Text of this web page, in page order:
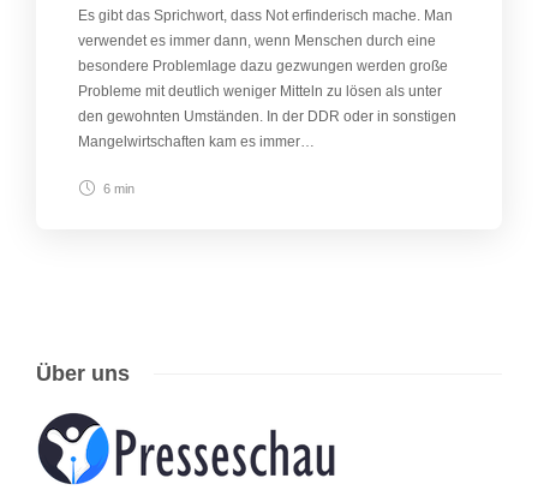
Es gibt das Sprichwort, dass Not erfinderisch mache. Man
verwendet es immer dann, wenn Menschen durch eine
besondere Problemlage dazu gezwungen werden große
Probleme mit deutlich weniger Mitteln zu lösen als unter
den gewohnten Umständen. In der DDR oder in sonstigen
Mangelwirtschaften kam es immer…
6 min
Über uns